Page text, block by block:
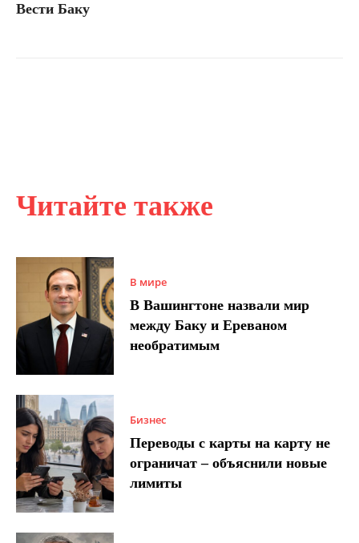
Читайте также
В мире
В Вашингтоне назвали мир
между Баку и Ереваном
необратимым
Бизнес
Переводы с карты на карту не
ограничат – объяснили новые
лимиты
Вести Баку